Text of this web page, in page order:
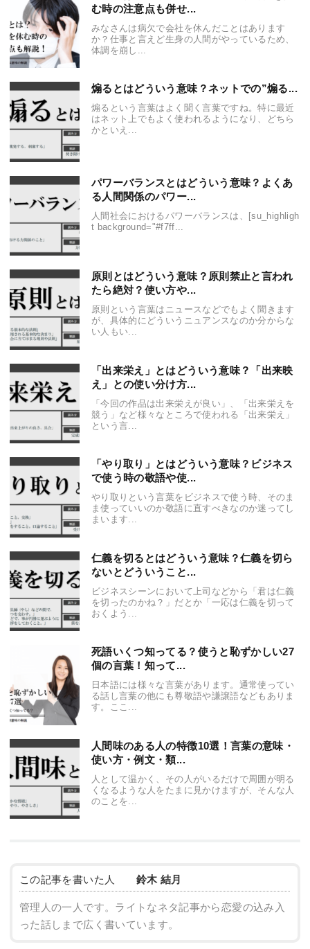
む時の注意点も併せ...
みなさんは病欠で会社を休んだことはあります
か？仕事と言えど生身の人間がやっているため、
体調を崩し...
煽るとはどういう意味？ネットでの”煽る...
煽るという言葉はよく聞く言葉ですね。特に最近
はネット上でもよく使われるようになり、どちら
かといえ...
パワーバランスとはどういう意味？よくあ
る人間関係のパワー...
人間社会におけるパワーバランスは、[su_highligh
t background="#f7ff...
原則とはどういう意味？原則禁止と言われ
たら絶対？使い方や...
原則という言葉はニュースなどでもよく聞きます
が、具体的にどういうニュアンスなのか分からな
い人もい...
「出来栄え」とはどういう意味？「出来映
え」との使い分け方...
「今回の作品は出来栄えが良い」、「出来栄えを
競う」など様々なところで使われる「出来栄え」
という言...
「やり取り」とはどういう意味？ビジネス
で使う時の敬語や使...
やり取りという言葉をビジネスで使う時、そのま
ま使っていいのか敬語に直すべきなのか迷ってし
まいます...
仁義を切るとはどういう意味？仁義を切ら
ないとどういうこと...
ビジネスシーンにおいて上司などから「君は仁義
を切ったのかね？」だとか「一応は仁義を切って
おくよう...
死語いくつ知ってる？使うと恥ずかしい27
個の言葉！知って...
日本語には様々な言葉があります。通常使ってい
る話し言葉の他にも尊敬語や謙譲語などもありま
す。ここ...
人間味のある人の特徴10選！言葉の意味・
使い方・例文・類...
人として温かく、その人がいるだけで周囲が明る
くなるような人をたまに見かけますが、そんな人
のことを...
この記事を書いた人 鈴木 結月
管理人の一人です。ライトなネタ記事から恋愛の込み入
った話しまで広く書いています。